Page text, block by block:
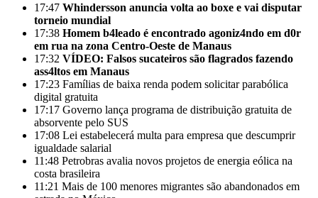
17:47 Whindersson anuncia volta ao boxe e vai disputar
torneio mundial
17:38 Homem b4leado é encontrado agoniz4ndo em d0r
em rua na zona Centro-Oeste de Manaus
17:32 VÍDEO: Falsos sucateiros são flagrados fazendo
ass4ltos em Manaus
17:23 Famílias de baixa renda podem solicitar parabólica
digital gratuita
17:17 Governo lança programa de distribuição gratuita de
absorvente pelo SUS
17:08 Lei estabelecerá multa para empresa que descumprir
igualdade salarial
11:48 Petrobras avalia novos projetos de energia eólica na
costa brasileira
11:21 Mais de 100 menores migrantes são abandonados em